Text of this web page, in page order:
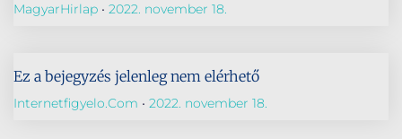
MagyarHirlap 2022. november 18.
Ez a bejegyzés jelenleg nem elérhető
Internetfigyelo.com 2022. november 18.